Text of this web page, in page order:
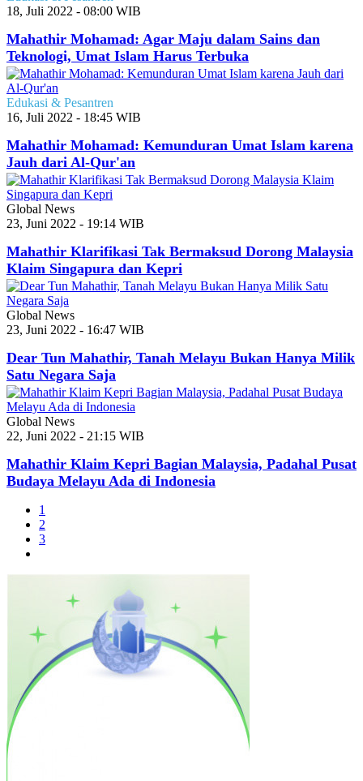
18, Juli 2022 - 08:00 WIB
Mahathir Mohamad: Agar Maju dalam Sains dan
Teknologi, Umat Islam Harus Terbuka
Edukasi & Pesantren
16, Juli 2022 - 18:45 WIB
Mahathir Mohamad: Kemunduran Umat Islam karena
Jauh dari Al-Qur'an
Global News
23, Juni 2022 - 19:14 WIB
Mahathir Klarifikasi Tak Bermaksud Dorong Malaysia
Klaim Singapura dan Kepri
Global News
23, Juni 2022 - 16:47 WIB
Dear Tun Mahathir, Tanah Melayu Bukan Hanya Milik
Satu Negara Saja
Global News
22, Juni 2022 - 21:15 WIB
Mahathir Klaim Kepri Bagian Malaysia, Padahal Pusat
Budaya Melayu Ada di Indonesia
1
2
3